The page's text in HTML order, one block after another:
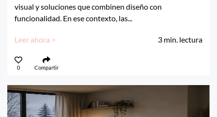
visual y soluciones que combinen diseño con
funcionalidad. En ese contexto, las...
Leer ahora > 3 min. lectura
0 Compartir